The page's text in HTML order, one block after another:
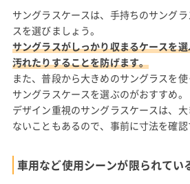
サングラスケースは、手持ちのサング
スを選びましょう。
サングラスがしっかり収まるケースを
汚れたりすることを防げます。
また、普段から大きめのサングラスを
サングラスケースを選ぶのがおすすめ。
デザイン重視のサングラスケースは、
ないこともあるので、事前に寸法を確認
車用など使用シーンが限られてい